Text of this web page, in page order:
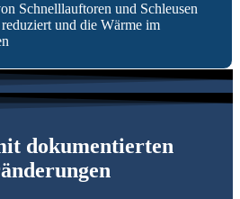
Schnelllauftoren und Schleusen
und die Wärme im
dokumentierten